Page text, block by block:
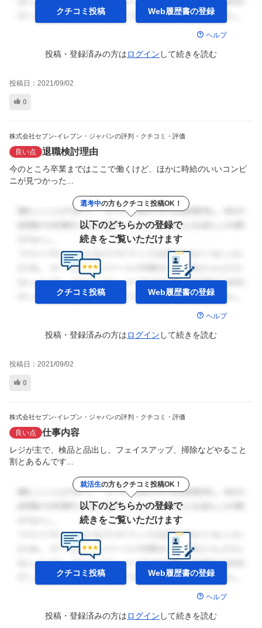
クチコミ投稿 Web履歴書の登録
ヘルプ
投稿・登録済みの方はログイン して続きを読む
投稿日： 2021/09/02
0
株式会社セブン-イレブン・ジャパンの評判・クチコミ・評価
良い点 退職検討理由
今のところ卒業まではここで働くけど、ほかに時給のいいコンビ
ニが見つかった...
選考中の方もクチコミ投稿OK！
以下のどちらかの登録で
続きをご覧いただけます
クチコミ投稿 Web履歴書の登録
ヘルプ
投稿・登録済みの方はログイン して続きを読む
投稿日： 2021/09/02
0
株式会社セブン-イレブン・ジャパンの評判・クチコミ・評価
良い点 仕事内容
レジが主で、検品と品出し、フェイスアップ、掃除などやること
割とあるんです...
就活生の方もクチコミ投稿OK！
以下のどちらかの登録で
続きをご覧いただけます
クチコミ投稿 Web履歴書の登録
ヘルプ
投稿・登録済みの方はログイン して続きを読む